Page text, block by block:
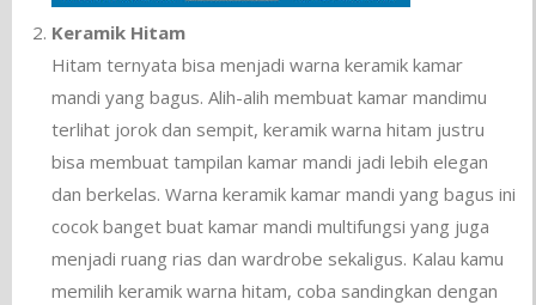
Keramik Hitam
Hitam ternyata bisa menjadi warna keramik kamar
mandi yang bagus. Alih-alih membuat kamar mandimu
terlihat jorok dan sempit, keramik warna hitam justru
bisa membuat tampilan kamar mandi jadi lebih elegan
dan berkelas. Warna keramik kamar mandi yang bagus ini
cocok banget buat kamar mandi multifungsi yang juga
menjadi ruang rias dan wardrobe sekaligus. Kalau kamu
memilih keramik warna hitam, coba sandingkan dengan